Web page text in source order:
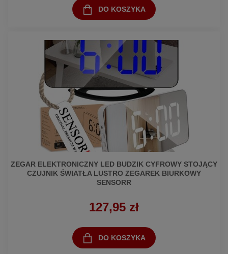
DO KOSZYKA
ZEGAR ELEKTRONICZNY LED BUDZIK CYFROWY STOJĄCY
CZUJNIK ŚWIATŁA LUSTRO ZEGAREK BIURKOWY
SENSORR
127,95 zł
DO KOSZYKA